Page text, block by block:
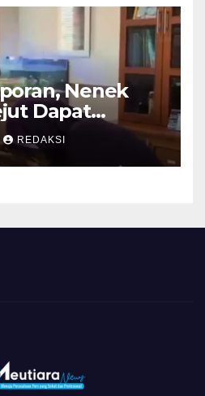
Nenek
Dapat
Kabid Propam
REDAKSI